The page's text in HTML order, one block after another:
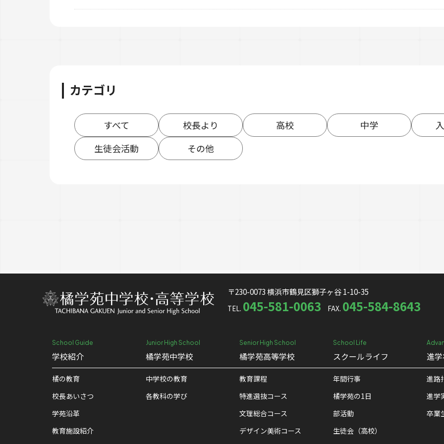
カテゴリ
すべて 校長より 高校 中学
生徒会活動
その他
〒230-0073 横浜市鶴見区獅子ヶ谷 1-10-35
TEL. 045-581-0063 FAX. 045-584-8643
School Guide
学校紹介
橘の教育
校⻑あいさつ
学苑沿革
教育施設紹介
Junior High School
橘学苑中学校
中学校の教育
各教科の学び
Senior High School
橘学苑高等学校
教育課程
特進選抜コース
文理総合コース
デザイン美術コース
School Life
スクールライフ
年間行事
橘学苑の1⽇
部活動
生徒会（高校）
進
進路
進学
卒業